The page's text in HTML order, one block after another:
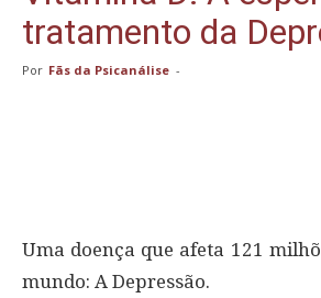
tratamento da
Por Fãs da Psicanálise -
Uma doença que afeta 121
mundo: A Depressão.